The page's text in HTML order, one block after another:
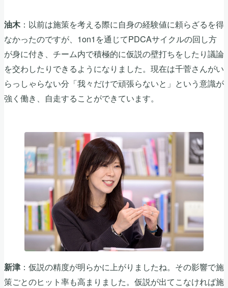
油木：以前は施策を考える際に自身の経験値に頼らざるを得
なかったのですが、1on1を通じてPDCAサイクルの回し方
が身に付き、チーム内で積極的に仮説の壁打ちをしたり議論
を交わしたりできるようになりました。現在は千菅さんがい
らっしゃらない分「我々だけで頑張らないと」という意識が
強く働き、自走することができています。
新津 ：仮説の精度が明らかに上がりましたね。その影響で施
策ごとのヒット率も高まりました。仮説が出てこなければ施